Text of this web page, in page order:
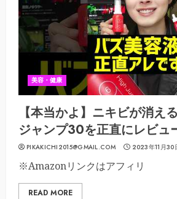
美容・健康
【本当かよ】ニキビが消え
ジャンプ30を正直にレビュ
PIKAKICHI2015@GMAIL.COM 2023年11月30
※Amazonリンクはアフィリ
READ MORE